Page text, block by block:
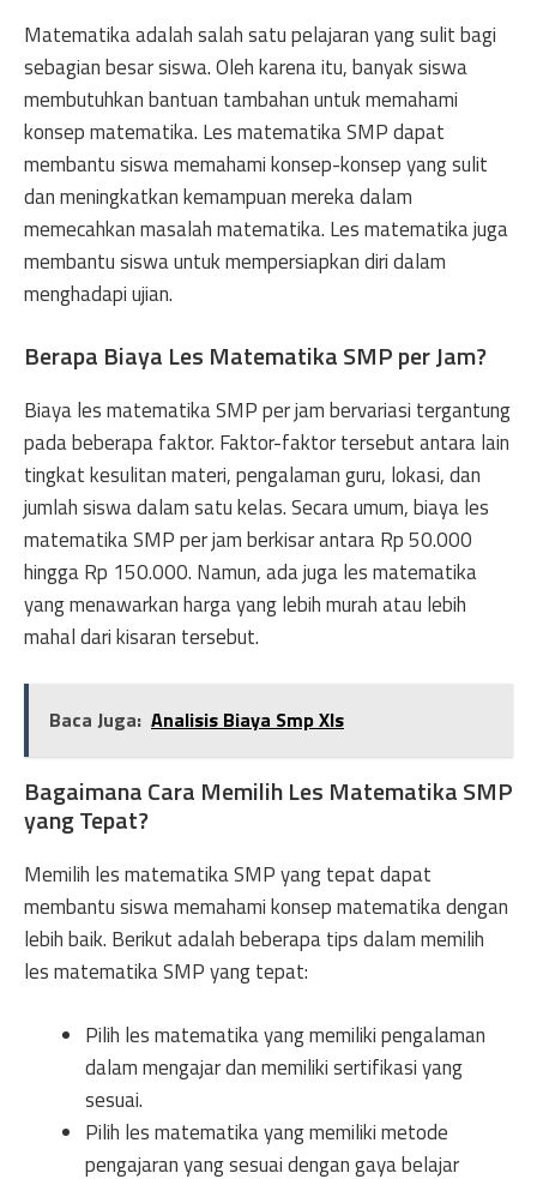
Matematika adalah salah satu pelajaran yang sulit bagi
sebagian besar siswa. Oleh karena itu, banyak siswa
membutuhkan bantuan tambahan untuk memahami
konsep matematika. Les matematika SMP dapat
membantu siswa memahami konsep-konsep yang sulit
dan meningkatkan kemampuan mereka dalam
memecahkan masalah matematika. Les matematika juga
membantu siswa untuk mempersiapkan diri dalam
menghadapi ujian.
Berapa Biaya Les Matematika SMP per Jam?
Biaya les matematika SMP per jam bervariasi tergantung
pada beberapa faktor. Faktor-faktor tersebut antara lain
tingkat kesulitan materi, pengalaman guru, lokasi, dan
jumlah siswa dalam satu kelas. Secara umum, biaya les
matematika SMP per jam berkisar antara Rp 50.000
hingga Rp 150.000. Namun, ada juga les matematika
yang menawarkan harga yang lebih murah atau lebih
mahal dari kisaran tersebut.
Baca Juga: Analisis Biaya Smp Xls
Bagaimana Cara Memilih Les Matematika SMP
yang Tepat?
Memilih les matematika SMP yang tepat dapat
membantu siswa memahami konsep matematika dengan
lebih baik. Berikut adalah beberapa tips dalam memilih
les matematika SMP yang tepat:
Pilih les matematika yang memiliki pengalaman
dalam mengajar dan memiliki sertifikasi yang
sesuai.
Pilih les matematika yang memiliki metode
pengajaran yang sesuai dengan gaya belajar